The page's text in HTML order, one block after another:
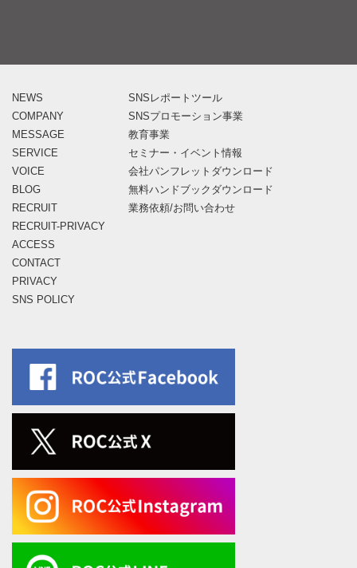
NEWS
COMPANY
MESSAGE
SERVICE
VOICE
BLOG
RECRUIT
RECRUIT-PRIVACY
ACCESS
CONTACT
PRIVACY
SNS POLICY
SNSレポートツール
SNSプロモーション事業
教育事業
セミナー・イベント情報
会社パンフレットダウンロード
無料ハンドブックダウンロード
業務依頼/お問い合わせ